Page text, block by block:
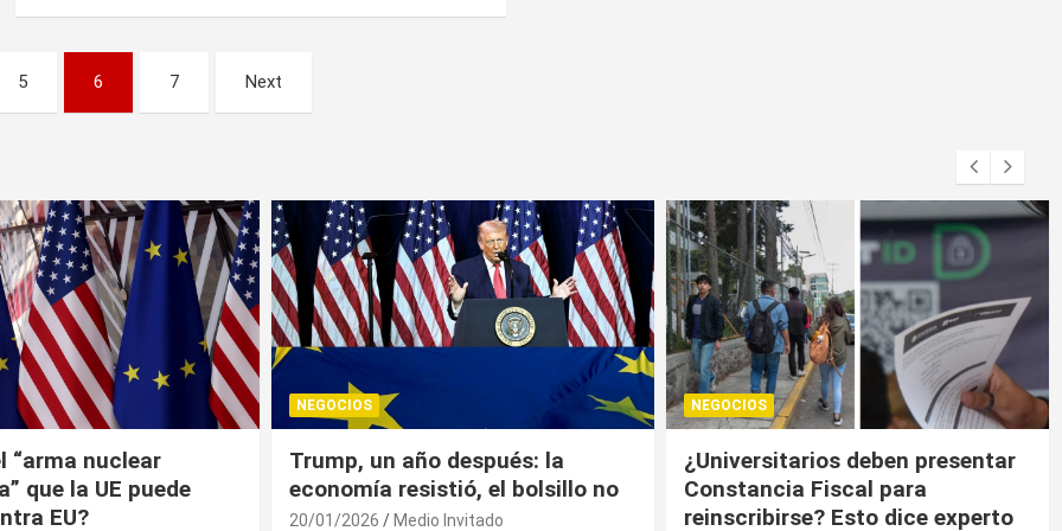
5 6 7 Next
después: la
el bolsillo no
Medio Invitado
NEGOCIOS
¿Universitarios deben presentar
Constancia Fiscal para
reinscribirse? Esto dice experto
NEGOCIOS
Trump contiene el déficit
comercial de bienes, pero sin
descenso